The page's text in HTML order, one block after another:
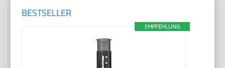
BESTSELLER
EMPFEHLUNG